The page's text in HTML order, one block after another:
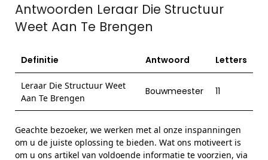
Antwoorden Leraar Die Structuur
Weet Aan Te Brengen
Definitie Antwoord Letters
Leraar Die Structuur Weet
Aan Te Brengen
Bouwmeester 11
Geachte bezoeker, we werken met al onze inspanningen
om u de juiste oplossing te bieden. Wat ons motiveert is
om u ons artikel van voldoende informatie te voorzien, via